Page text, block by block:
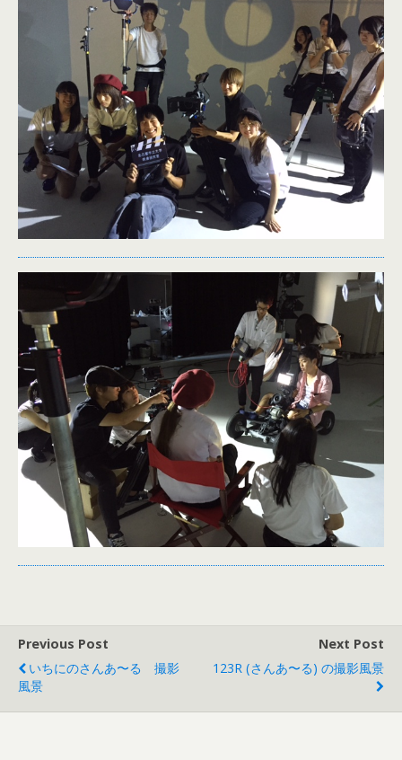
Previous Post
いちにのさんあ〜る 撮影
風景
Next Post
123R (さんあ〜る) の撮影風景